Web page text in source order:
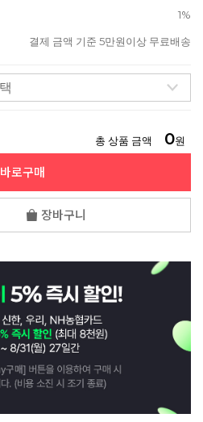
1%
결제 금액 기준 5만원이상 무료배송
총 상품 금액 0원
바로구매
장바구니